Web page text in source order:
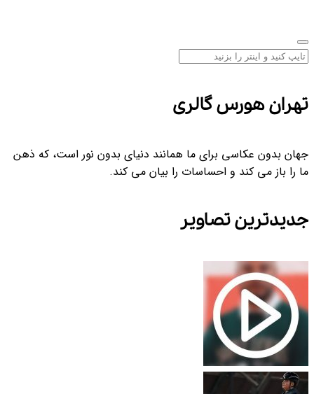
هورس گالری
بدون عکاسی برای ما همانند دنیای بدون نور است، که ذهن
را باز می کند و احساسات را بیان می کند.
تصاویر